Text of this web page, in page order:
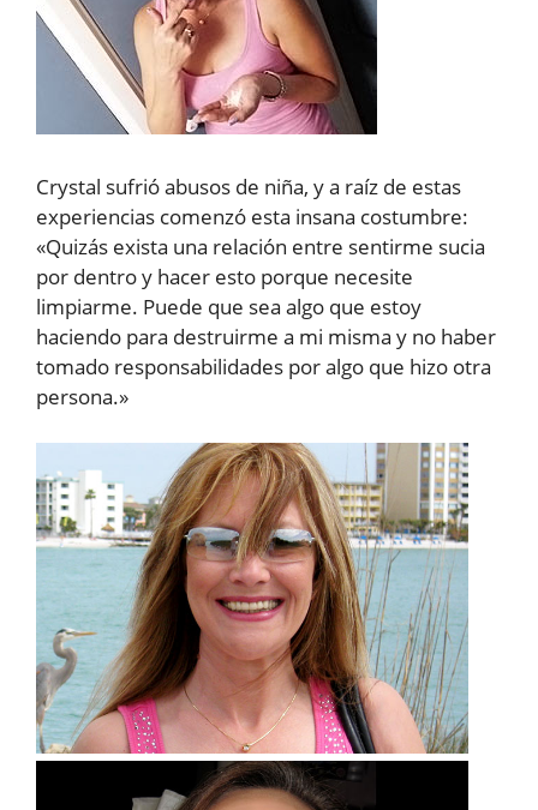
Crystal sufrió abusos de niña, y a raíz de estas
experiencias comenzó esta insana costumbre:
«Quizás exista una relación entre sentirme sucia
por dentro y hacer esto porque necesite
limpiarme. Puede que sea algo que estoy
haciendo para destruirme a mi misma y no haber
tomado responsabilidades por algo que hizo otra
persona.»